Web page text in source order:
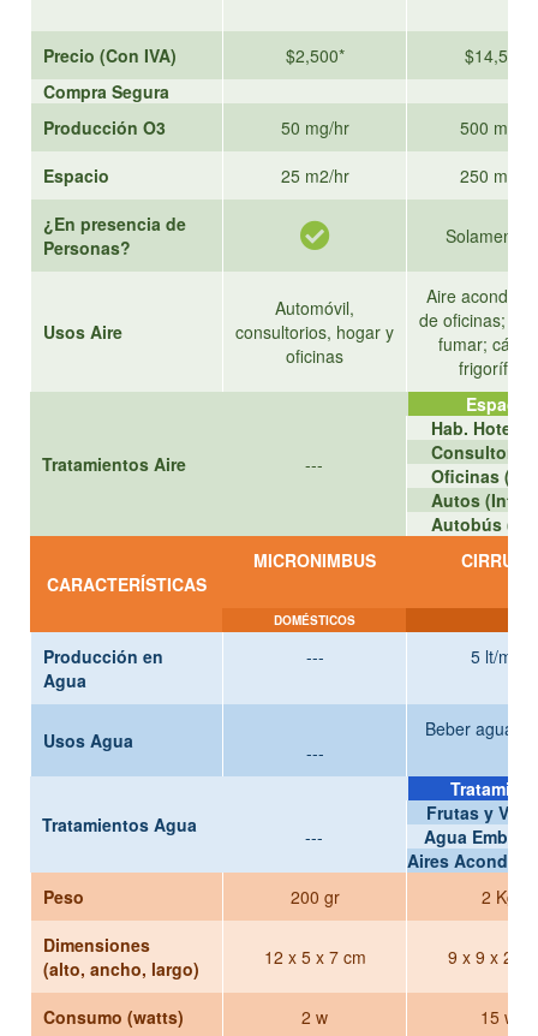
Precio (Con IVA) $2,500*
$14,500*
Compra Segura
Producción O3
50 mg/hr
500 mg/hr
Espacio
25 m2/hr
250 m2/hr
¿En presencia de
Personas?
Solamente
Usos Aire
Automóvil,
consultorios, hogar y
oficinas
Aire
de oficinas;
fumar;
frigoríficas
Tratamientos Aire ---
Espacio
Hab. Hotel
Consultorio
Oficinas (50
Autos
Autobús
CARACTERÍSTICAS
MICRONIMBUS CIRRUS I
DOMÉSTICOS
Producción en
Agua
--- 5 lt/min
Usos Agua ---
Beber agua;
Tratamientos Agua ---
Frutas y
Agua
Aires
Peso
200 gr
2 Kg
Dimensiones
(alto, ancho, largo)
12 x 5 x 7 cm 9 x 9 x 20
Consumo (watts) 2 w 15 w